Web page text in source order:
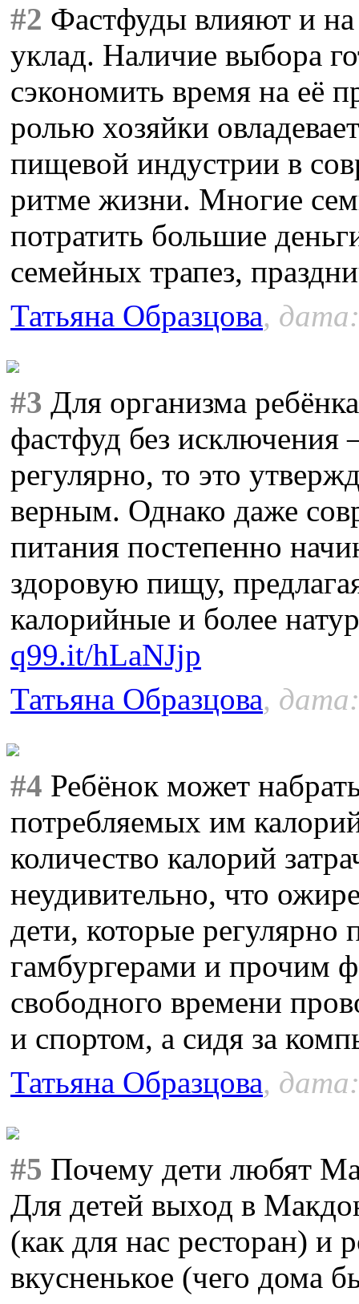
#2 Фастфуды влияют и
уклад. Наличие выбора
сэкономить время на её
ролью хозяйки
пищевой индустрии в
ритме жизни. Многие
потратить большие
семейных трапез,
Татьяна Образцова,
#3 Для организма
фастфуд без исключения
регулярно, то это
верным. Однако даже
питания постепенно
здоровую пищу,
калорийные и более
q99.it/hLaNJjp
Татьяна Образцова,
#4 Ребёнок может
потребляемых им
количество калорий
неудивительно, что
дети, которые регулярно
гамбургерами и прочим
свободного времени
и спортом, а сидя за
Татьяна Образцова,
#5 Почему дети любят
Для детей выход в
(как для нас ресторан) и
вкусненькое (чего дома